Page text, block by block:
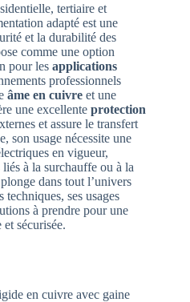
tertiaire et
adapté est une
et la durabilité des
comme une option
pour les applications
professionnels
âme en cuivre et une
une excellente protection
et assure le transfert
son usage nécessite une
en vigueur,
à la surchauffe ou à la
dans tout l’univers
techniques, ses usages
à prendre pour une
sécurisée.
en cuivre avec gaine